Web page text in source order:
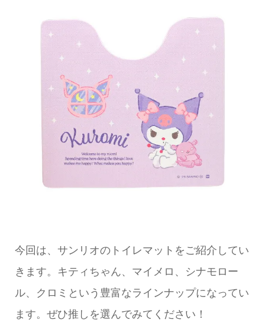
今回は、サンリオのトイレマットをご紹介してい
きます。キティちゃん、マイメロ、シナモロー
ル、クロミという豊富なラインナップになってい
ます。ぜひ推しを選んでみてください！